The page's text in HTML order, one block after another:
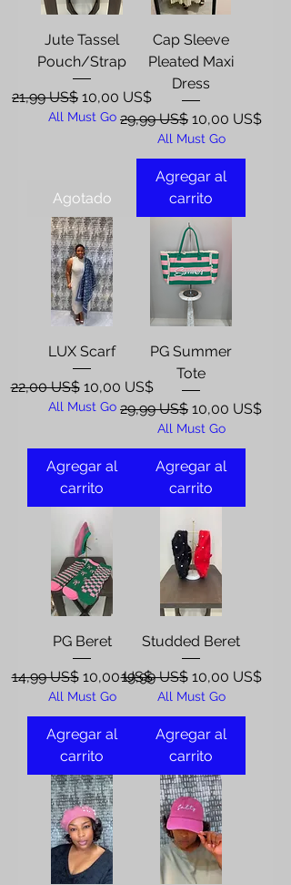
Jute Tassel
Pouch/Strap
Precio
21,99 US$ Precio de oferta
10,00 US$
All Must Go
Agotado
Cap Sleeve
Pleated Maxi
Dress
Precio
29,99 US$ Precio de oferta
10,00 US$
All Must Go
Agregar al
carrito
LUX Scarf
Precio
22,00 US$ Precio de oferta
10,00 US$
All Must Go
Agregar al
carrito
PG Summer
Tote
Precio
29,99 US$ Precio de oferta
10,00 US$
All Must Go
Agregar al
carrito
PG Beret
Precio
14,99 US$ Precio de oferta
10,00 US$
All Must Go
Agregar al
carrito
Studded Beret
Precio
19,99 US$ Precio de oferta
10,00 US$
All Must Go
Agregar al
carrito